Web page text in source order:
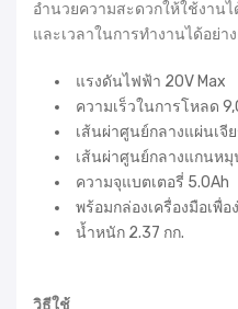
อำนวยความสะดวกให้ใช้งาน
และเวลาในการทำงานได้อย่า
แรงดันไฟฟ้า 20V Max
ความเร็วในการโหลด
เส้นผ่าศูนย์กลางแผ่นเจี
เส้นผ่าศูนย์กลางแกนหมุ
ความจุแบตเตอรี่ 5.0Ah
พร้อมกล่องเครื่องมือเพื่
น้ำหนัก 2.37 กก.
วิธีใช้